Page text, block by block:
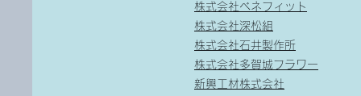
株式会社ベネフィット
株式会社深松組
株式会社石井製作所
株式会社多賀城フラワー
新興工材株式会社